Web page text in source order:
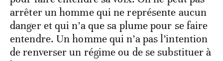
arrêter un homme qui ne représente aucun
danger et qui n’a que sa plume pour se faire
entendre. Un homme qui n’a pas l’intention
de renverser un régime ou de se substituer à